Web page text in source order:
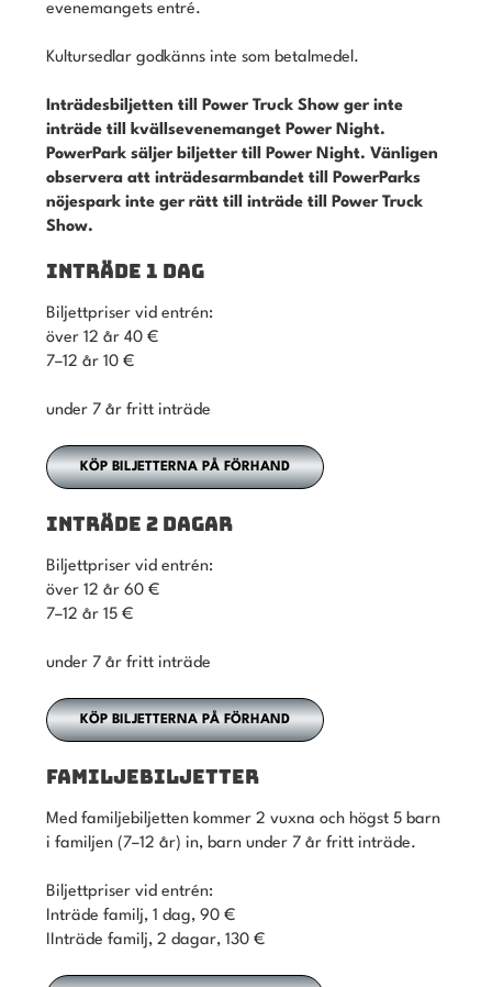
evenemangets entré.
Kultursedlar godkänns inte som betalmedel.
Inträdesbiljetten till Power Truck Show ger inte
inträde till kvällsevenemanget Power Night.
PowerPark säljer biljetter till Power Night. Vänligen
observera att inträdesarmbandet till PowerParks
nöjespark inte ger rätt till inträde till Power Truck
Show.
INTRÄDE 1 DAG
Biljettpriser vid entrén:
över 12 år 40 €
7–12 år 10 €
under 7 år fritt inträde
KÖP BILJETTERNA PÅ FÖRHAND
INTRÄDE 2 DAGAR
Biljettpriser vid entrén:
över 12 år 60 €
7–12 år 15 €
under 7 år fritt inträde
KÖP BILJETTERNA PÅ FÖRHAND
FAMILJEBILJETTER
Med familjebiljetten kommer 2 vuxna och högst 5 barn
i familjen (7–12 år) in, barn under 7 år fritt inträde.
Biljettpriser vid entrén:
Inträde familj, 1 dag, 90 €
IInträde familj, 2 dagar, 130 €